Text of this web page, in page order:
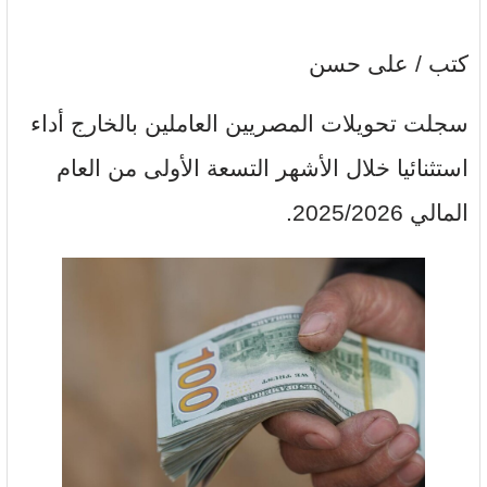
كتب / على حسن
سجلت تحويلات المصريين العاملين بالخارج أداء
استثنائيا خلال الأشهر التسعة الأولى من العام
المالي 2025/2026.